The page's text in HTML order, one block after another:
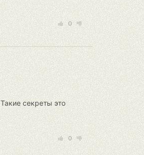
0
Такие секреты это
0